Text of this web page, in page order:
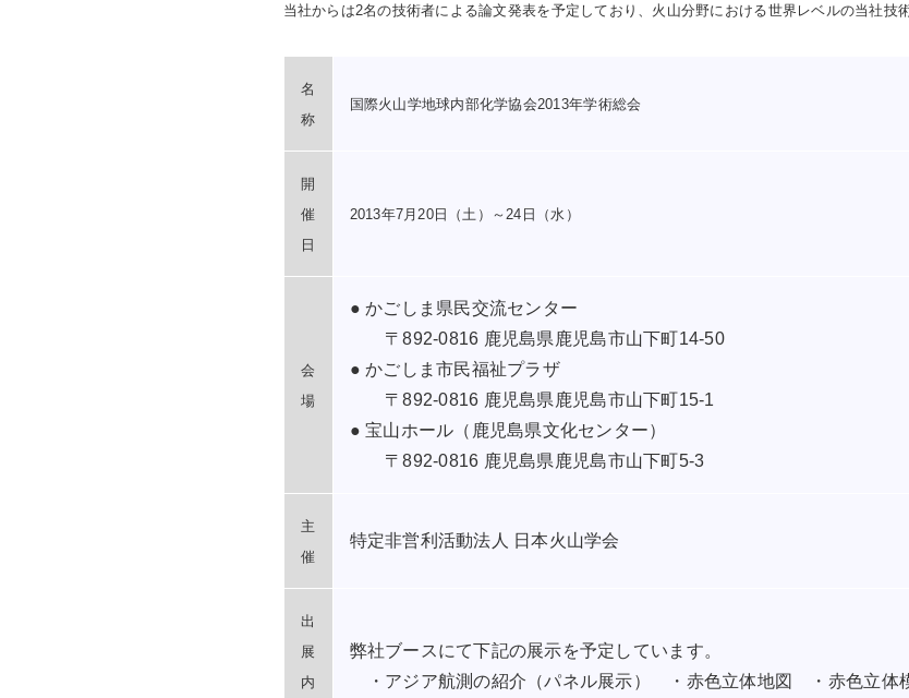
当社からは2名の技術者による論文発表を予定しており、火山分野における世界レベルの当社技
名
称
国際火山学地球内部化学協会2013年学術総会
開
催
日
2013年7月20日（土）～24日（水）
会
場
● かごしま県民交流センター
〒892-0816 鹿児島県鹿児島市山下町14-50
● かごしま市民福祉プラザ
〒892-0816 鹿児島県鹿児島市山下町15-1
● 宝山ホール（鹿児島県文化センター）
〒892-0816 鹿児島県鹿児島市山下町5-3
主
催
特定非営利活動法人 日本火山学会
出
展
内
弊社ブースにて下記の展示を予定しています。